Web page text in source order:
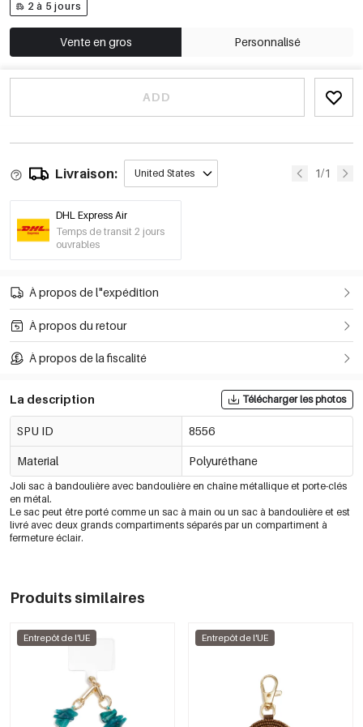
2 à 5 jours
Vente en gros Personnalisé
ADD
Livraison: United States 1/1
DHL Express Air
Temps de transit 2 jours
ouvrables
À propos de l"expédition
À propos du retour
À propos de la fiscalité
La description Télécharger les photos
SPU ID 8556
Material Polyuréthane
Joli sac à bandoulière avec bandoulière en chaîne métallique et porte-clés
en métal.
Le sac peut être porté comme un sac à main ou un sac à bandoulière et est
livré avec deux grands compartiments séparés par un compartiment à
fermeture éclair.
Produits similaires
Entrepôt de l'UE Entrepôt de l'UE